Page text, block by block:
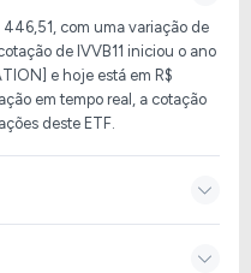
446,51, com uma variação de
de IVVB11 iniciou o ano
e hoje está em R$
em tempo real, a cotação
deste ETF.